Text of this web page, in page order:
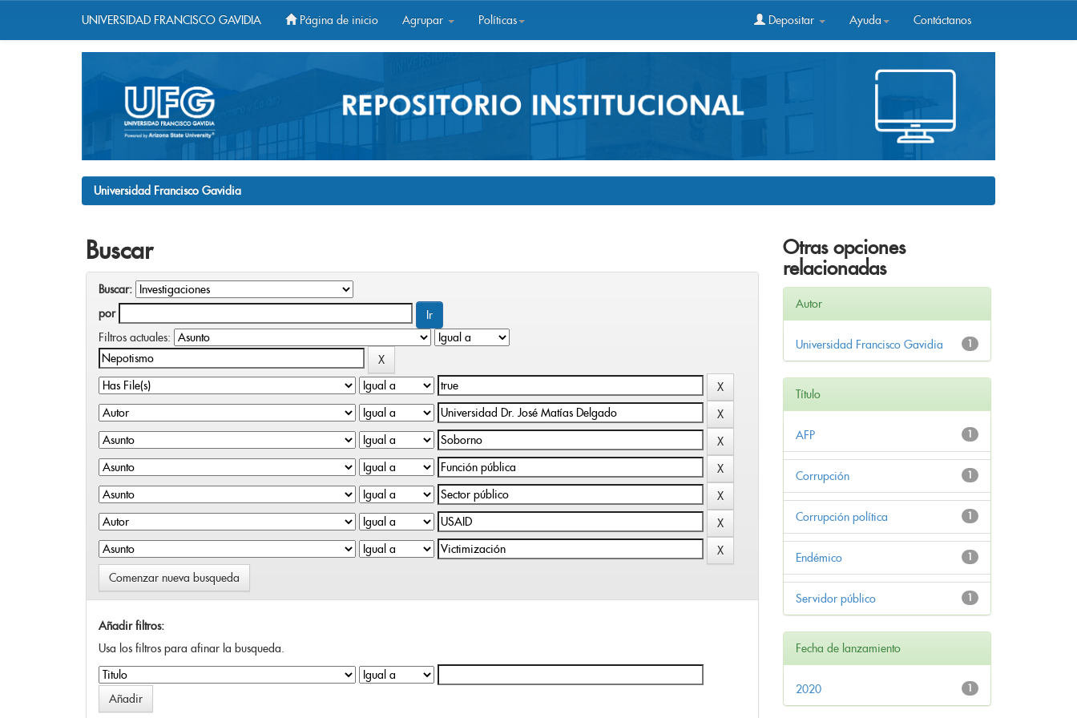
UNIVERSIDAD FRANCISCO GAVIDIA Página de inicio Agrupar Políticas Depositar Ayuda Contáctanos
Universidad Francisco Gavidia
Buscar
Buscar:
por
Filtros actuales:
Comenzar nueva busqueda
Añadir filtros:
Usa los filtros para afinar la busqueda.
Otras opciones
relacionadas
Autor
1
Universidad Francisco Gavidia
Título
1
AFP
1
Corrupción
1
Corrupción política
1
Endémico
1
Servidor público
Fecha de lanzamiento
1
2020